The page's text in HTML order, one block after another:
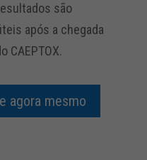
são
após a chegada
CAEPTOX.
agora mesmo